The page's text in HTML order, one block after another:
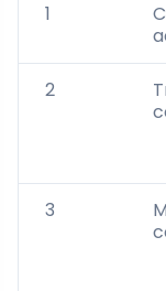
1
2
3